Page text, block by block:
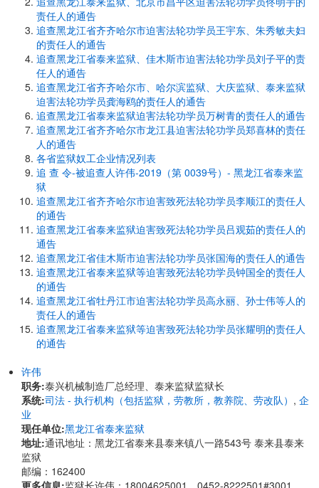
责任人的通告
追查黑龙江省齐齐哈尔市迫害法轮功学员王宇东、朱秀敏夫妇
的责任人的通告
追查黑龙江省泰来监狱、佳木斯市迫害法轮功学员刘子平的责
任人的通告
追查黑龙江省齐齐哈尔市、哈尔滨监狱、大庆监狱、泰来监狱
迫害法轮功学员龚海鸥的责任人的通告
追查黑龙江省泰来监狱迫害法轮功学员万树青的责任人的通告
追查黑龙江省齐齐哈尔市龙江县迫害法轮功学员郑喜林的责任
人的通告
各省监狱奴工企业情况列表
追 查 令-被追查人许伟-2019（第 0039号）- 黑龙江省泰来监
狱
追查黑龙江省齐齐哈尔市迫害致死法轮功学员李顺江的责任人
的通告
追查黑龙江省泰来监狱迫害致死法轮功学员吕观茹的责任人的
通告
追查黑龙江省佳木斯市迫害法轮功学员张国海的责任人的通告
追查黑龙江省泰来监狱等迫害致死法轮功学员钟国全的责任人
的通告
追查黑龙江省牡丹江市迫害法轮功学员高永丽、孙士伟等人的
责任人的通告
追查黑龙江省泰来监狱等迫害致死法轮功学员张耀明的责任人
的通告
许伟
职务:泰兴机械制造厂总经理、泰来监狱监狱长
系统:司法 - 执行机构（包括监狱，劳教所，教养院、劳改队） , 企
业
现任单位:黑龙江省泰来监狱
地址:通讯地址：黑龙江省泰来县泰来镇八一路543号 泰来县泰来
监狱
邮编：162400
更多信息:监狱长许伟：18004625001、0452-8222501#3001